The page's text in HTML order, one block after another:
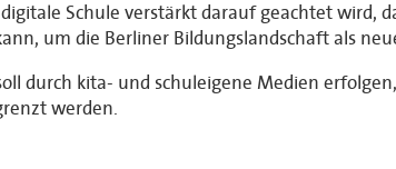
Schule verstärkt darauf geachtet wird,
um die Berliner Bildungslandschaft als
durch kita- und schuleigene Medien
werden.